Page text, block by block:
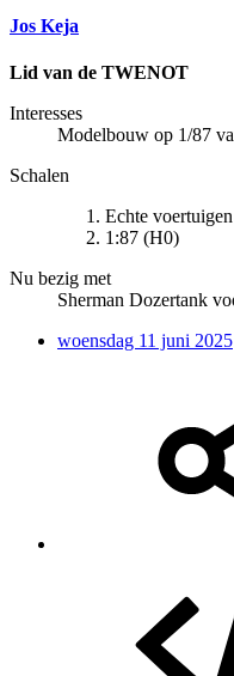
Jos Keja
Lid van de TWENOT
Interesses
Modelbouw op 1/87
Schalen
Echte voertuigen
1:87 (H0)
Nu bezig met
Sherman Dozertank
woensdag 11 juni 2025